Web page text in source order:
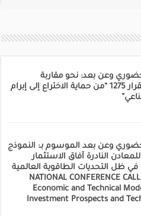
وعن بعد: نحو مقاربة
تسويقية لتفعيل القرار 1275 “من حماية الاختراع إلى إبرام
وعن بعد الموسوم بـ: النموذج
النادرة آفاق الاستثمار
في ظل التحديات الطاقوية العالمية
(NATIONAL CONFERENCE
Economic and Technical
Investment Prospects and